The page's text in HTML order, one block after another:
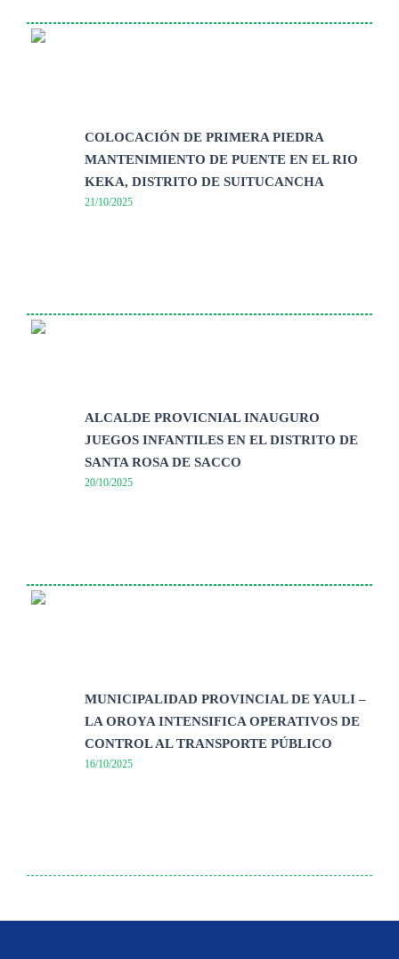
COLOCACIÓN DE PRIMERA PIEDRA
MANTENIMIENTO DE PUENTE EN EL RIO
KEKA, DISTRITO DE SUITUCANCHA
21/10/2025
ALCALDE PROVICNIAL INAUGURO
JUEGOS INFANTILES EN EL DISTRITO DE
SANTA ROSA DE SACCO
20/10/2025
MUNICIPALIDAD PROVINCIAL DE YAULI –
LA OROYA INTENSIFICA OPERATIVOS DE
CONTROL AL TRANSPORTE PÚBLICO
16/10/2025